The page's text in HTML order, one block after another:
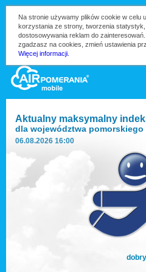
Na stronie używamy plików cookie w celu
korzystania ze strony, tworzenia statystyk,
dostosowywania reklam do
zgadzasz na cookies, zmień ustawienia
Więcej informacji.
Aktualny maksymalny
dla województwa pomorskiego
06.08.2026 16:00
dobry